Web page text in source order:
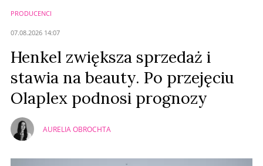
PRODUCENCI
07.08.2026 14:07
Henkel zwiększa sprzedaż i
stawia na beauty. Po przejęciu
Olaplex podnosi prognozy
AURELIA OBROCHTA